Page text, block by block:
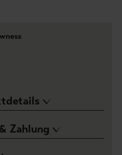
Zahlung